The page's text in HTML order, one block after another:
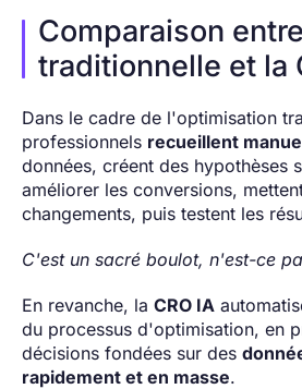
Comparaison
traditionnelle et la
Dans le cadre de l'optimisation
professionnels recueillent
données, créent des hypothèses
améliorer les conversions,
changements, puis testent les
C'est un sacré boulot, n'est-ce
En revanche, la CRO IA
du processus d'optimisation, en
décisions fondées sur des
rapidement et en masse.